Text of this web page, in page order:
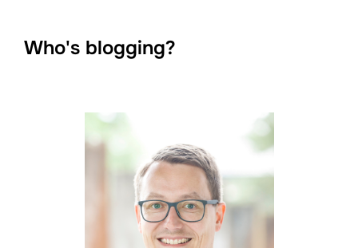
Who's blogging?